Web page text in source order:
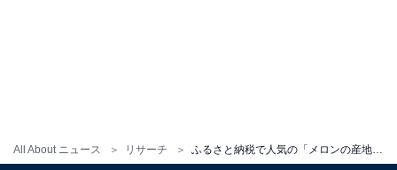
All About ニュース リサーチ